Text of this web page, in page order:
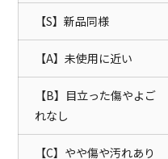
【S】新品同様
【A】未使用に近い
【B】目立った傷やよご
れなし
【C】やや傷や汚れあり